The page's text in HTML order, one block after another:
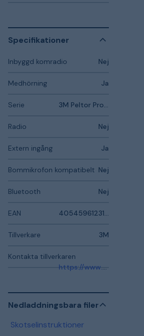
Specifikationer
Inbyggd komradio Nej
Medhörning Ja
Serie 3M Peltor ProTac
Radio Nej
Extern ingång Ja
Bommikrofon kompatibelt Nej
Bluetooth Nej
EAN 4054596123120
Tillverkare 3M
Kontakta tillverkaren
https://www.3msverige.se/3M/sv_SE/company-ndc/help-center/
Nedladdningsbara filer
Skotselinstruktioner